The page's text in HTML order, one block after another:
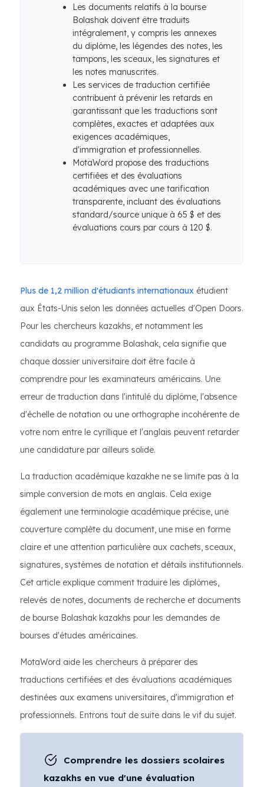
Les documents relatifs à la bourse
Bolashak doivent être traduits
intégralement, y compris les annexes
du diplôme, les légendes des notes, les
tampons, les sceaux, les signatures et
les notes manuscrites.
Les services de traduction certifiée
contribuent à prévenir les retards en
garantissant que les traductions sont
complètes, exactes et adaptées aux
exigences académiques,
d'immigration et professionnelles.
MotaWord propose des traductions
certifiées et des évaluations
académiques avec une tarification
transparente, incluant des évaluations
standard/source unique à 65 $ et des
évaluations cours par cours à 120 $.
Plus de 1,2 million d'étudiants internationaux étudient
aux États-Unis selon les données actuelles d'Open Doors.
Pour les chercheurs kazakhs, et notamment les
candidats au programme Bolashak, cela signifie que
chaque dossier universitaire doit être facile à
comprendre pour les examinateurs américains. Une
erreur de traduction dans l'intitulé du diplôme, l'absence
d'échelle de notation ou une orthographe incohérente de
votre nom entre le cyrillique et l'anglais peuvent retarder
une candidature par ailleurs solide.
La traduction académique kazakhe ne se limite pas à la
simple conversion de mots en anglais. Cela exige
également une terminologie académique précise, une
couverture complète du document, une mise en forme
claire et une attention particulière aux cachets, sceaux,
signatures, systèmes de notation et détails institutionnels.
Cet article explique comment traduire les diplômes,
relevés de notes, documents de recherche et documents
de bourse Bolashak kazakhs pour les demandes de
bourses d'études américaines.
MotaWord aide les chercheurs à préparer des
traductions certifiées et des évaluations académiques
destinées aux examens universitaires, d'immigration et
professionnels. Entrons tout de suite dans le vif du sujet.
Comprendre les dossiers scolaires
kazakhs en vue d'une évaluation